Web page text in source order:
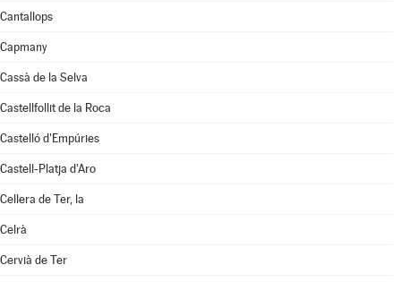
Cantallops
Capmany
Cassà de la Selva
Castellfollit de la Roca
Castelló d'Empúries
Castell-Platja d'Aro
Cellera de Ter, la
Celrà
Cervià de Ter